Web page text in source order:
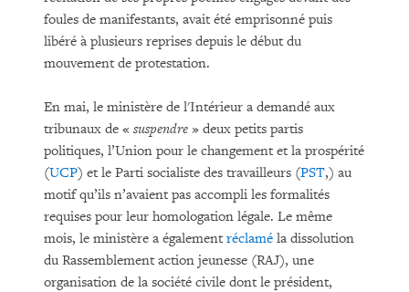
foules de manifestants, avait été emprisonné puis
libéré à plusieurs reprises depuis le début du
mouvement de protestation.
En mai, le ministère de l'Intérieur a demandé aux
tribunaux de « suspendre » deux petits partis
politiques, l’Union pour le changement et la prospérité
(UCP) et le Parti socialiste des travailleurs (PST,) au
motif qu’ils n’avaient pas accompli les formalités
requises pour leur homologation légale. Le même
mois, le ministère a également réclamé la dissolution
du Rassemblement action jeunesse (RAJ), une
organisation de la société civile dont le président,